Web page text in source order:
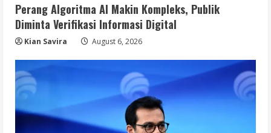
Perang Algoritma AI Makin Kompleks, Publik
Diminta Verifikasi Informasi Digital
Kian Savira August 6, 2026